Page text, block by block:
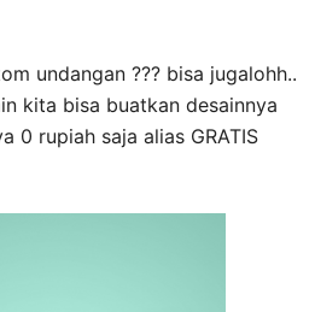
undangan ??? bisa jugalohh..
kita bisa buatkan desainnya
0 rupiah saja alias GRATIS